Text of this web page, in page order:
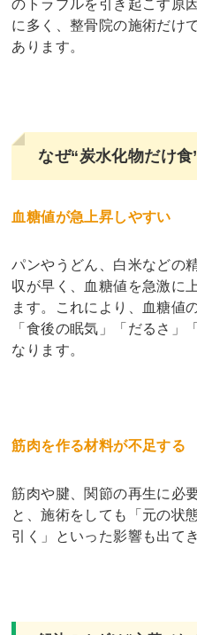
のトラブルを引き起こす原
に多く、整骨院の施術だけ
あります。
なぜ“炭水化物だけ食
血糖値が急上昇しやすい
パンやうどん、白米などの
収が早く、血糖値を急激に
ます。これにより、血糖値
「食後の眠気」「だるさ」
なります。
筋肉を作る材料が不足する
筋肉や腱、関節の再生に必
と、施術をしても「元の状
引く」といった影響も出て